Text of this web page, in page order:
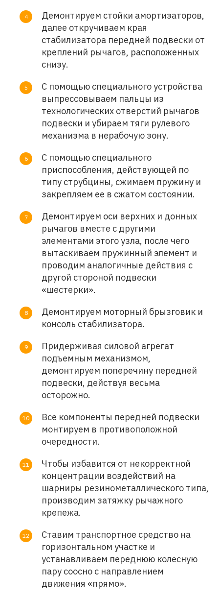
Демонтируем стойки амортизаторов,
далее откручиваем края
стабилизатора передней подвески от
креплений рычагов, расположенных
снизу.
С помощью специального устройства
выпрессовываем пальцы из
технологических отверстий рычагов
подвески и убираем тяги рулевого
механизма в нерабочую зону.
С помощью специального
приспособления, действующей по
типу струбцины, сжимаем пружину и
закрепляем ее в сжатом состоянии.
Демонтируем оси верхних и донных
рычагов вместе с другими
элементами этого узла, после чего
вытаскиваем пружинный элемент и
проводим аналогичные действия с
другой стороной подвески
«шестерки».
Демонтируем моторный брызговик и
консоль стабилизатора.
Придерживая силовой агрегат
подъемным механизмом,
демонтируем поперечину передней
подвески, действуя весьма
осторожно.
Все компоненты передней подвески
монтируем в противоположной
очередности.
Чтобы избавится от некорректной
концентрации воздействий на
шарниры резинометаллического типа,
производим затяжку рычажного
крепежа.
Ставим транспортное средство на
горизонтальном участке и
устанавливаем переднюю колесную
пару соосно с направлением
движения «прямо».